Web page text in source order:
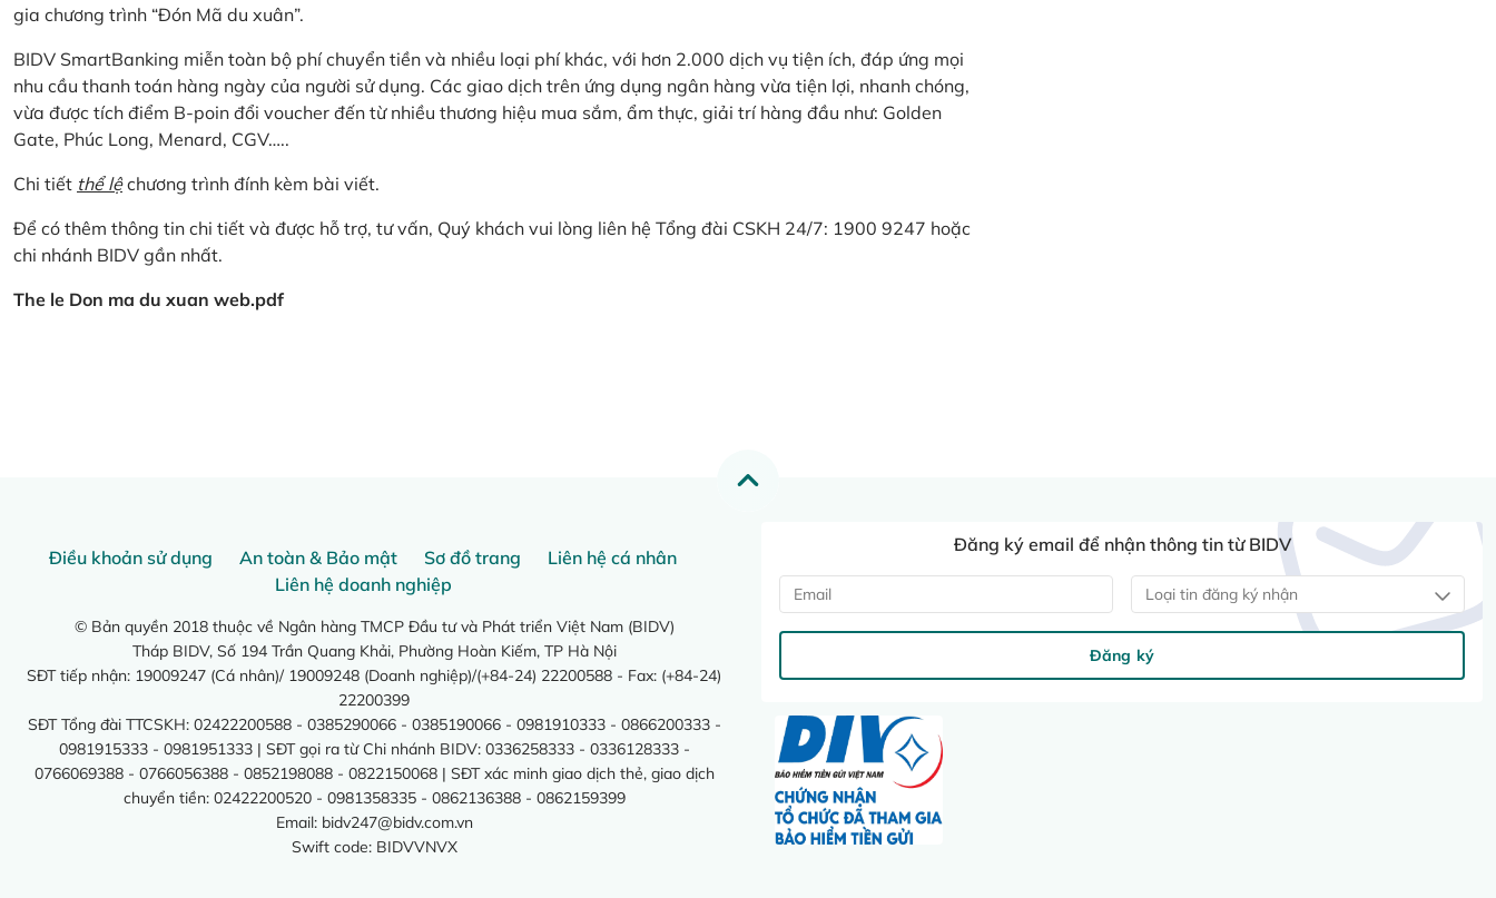
gia chương trình “Đón Mã du xuân”.
BIDV SmartBanking miễn toàn bộ phí chuyển tiền và nhiều loại phí khác, với hơn 2.000 dịch vụ tiện ích, đáp ứng mọi
nhu cầu thanh toán hàng ngày của người sử dụng. Các giao dịch trên ứng dụng ngân hàng vừa tiện lợi, nhanh chóng,
vừa được tích điểm B-poin đổi voucher đến từ nhiều thương hiệu mua sắm, ẩm thực, giải trí hàng đầu như: Golden
Gate, Phúc Long, Menard, CGV…..
Chi tiết thể lệchương trình đính kèm bài viết.
Để có thêm thông tin chi tiết và được hỗ trợ, tư vấn, Quý khách vui lòng liên hệ Tổng đài CSKH 24/7: 1900 9247 hoặc
chi nhánh BIDV gần nhất.
The le Don ma du xuan web.pdf
Điều khoản sử dụng An toàn & Bảo mật Sơ đồ trang
Liên hệ cá nhân
Liên hệ doanh nghiệp
© Bản quyền 2018 thuộc về Ngân hàng TMCP Đầu tư và Phát triển Việt Nam (BIDV)
Tháp BIDV, Số 194 Trần Quang Khải, Phường Hoàn Kiếm, TP Hà Nội
SĐT tiếp nhận: 19009247 (Cá nhân)/ 19009248 (Doanh nghiệp)/(+84-24) 22200588 - Fax: (+84-24)
22200399
SĐT Tổng đài TTCSKH: 02422200588 - 0385290066 - 0385190066 - 0981910333 - 0866200333 -
0981915333 - 0981951333 | SĐT gọi ra từ Chi nhánh BIDV: 0336258333 - 0336128333 -
0766069388 - 0766056388 - 0852198088 - 0822150068 | SĐT xác minh giao dịch thẻ, giao dịch
chuyển tiền: 02422200520 - 0981358335 - 0862136388 - 0862159399
Email: bidv247@bidv.com.vn
Swift code: BIDVVNVX
Đăng ký email để nhận thông tin từ BIDV
Loại tin đăng ký nhận
Đăng ký